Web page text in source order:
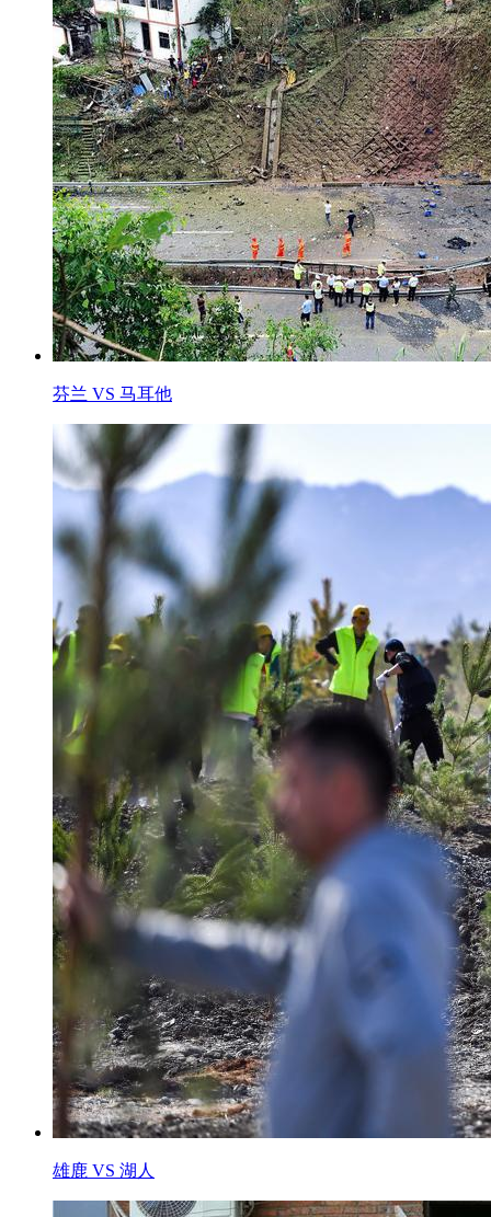
芬兰 VS 马耳他
雄鹿 VS 湖人